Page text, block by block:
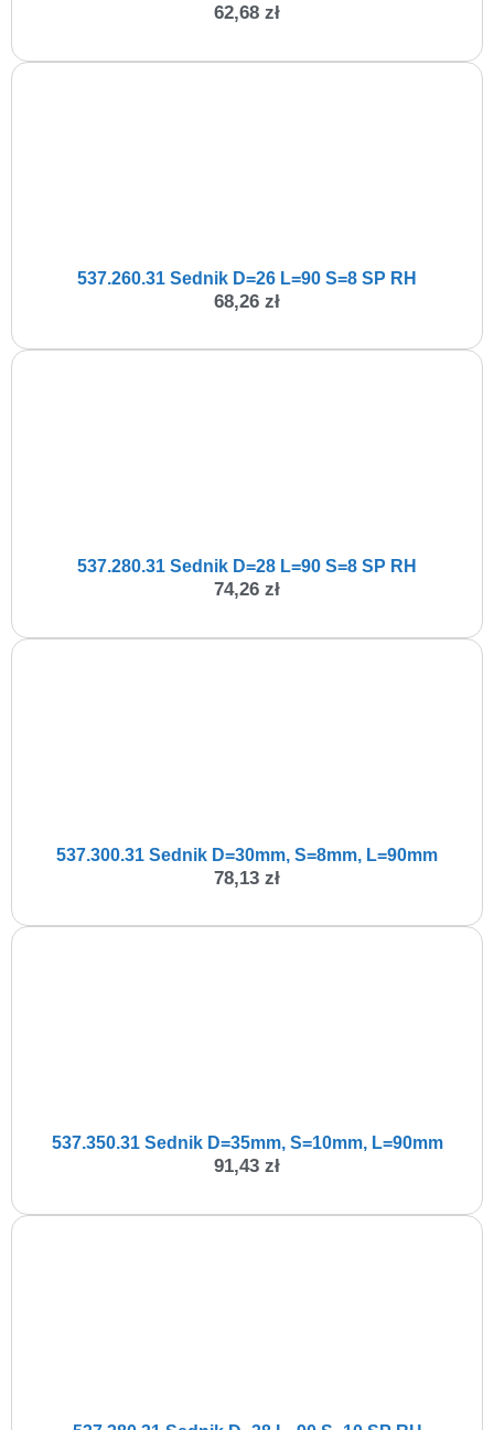
62,68 zł
537.260.31 Sednik D=26 L=90 S=8 SP RH
68,26 zł
537.280.31 Sednik D=28 L=90 S=8 SP RH
74,26 zł
537.300.31 Sednik D=30mm, S=8mm, L=90mm
78,13 zł
537.350.31 Sednik D=35mm, S=10mm, L=90mm
91,43 zł